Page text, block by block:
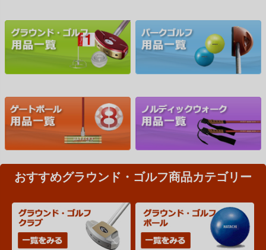
おすすめグラウンド・ゴルフ商品カテゴリー